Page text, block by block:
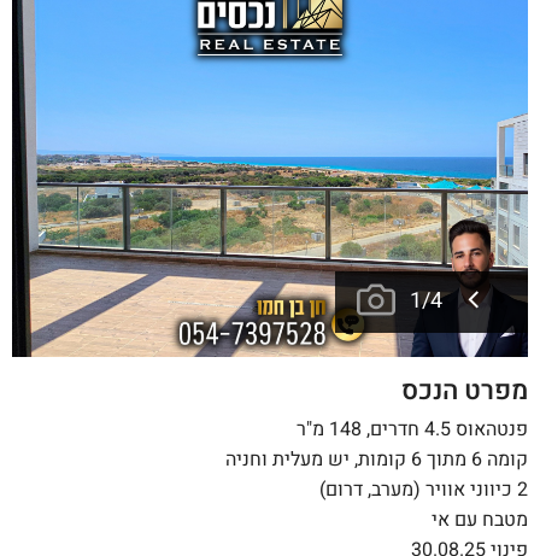
1/4
מפרט הנכס
פנטהאוס 4.5 חדרים, 148 מ"ר
קומה 6 מתוך 6 קומות, יש מעלית וחניה
2 כיווני אוויר (מערב, דרום)
מטבח עם אי
פינוי 30.08.25